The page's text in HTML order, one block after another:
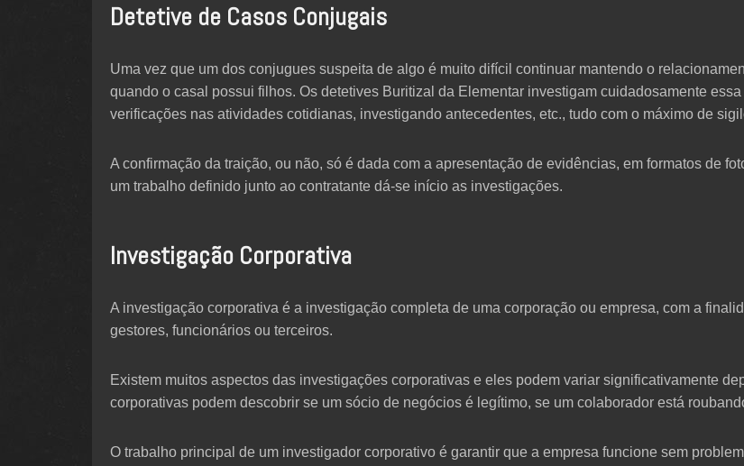
Detetive de Casos Conjugais
Uma vez que um dos conjugues suspeita de algo é muito difícil continuar mantendo o
quando o casal possui filhos. Os detetives Buritizal da Elementar investigam cuidadosamente
verificações nas atividades cotidianas, investigando antecedentes, etc., tudo com o máximo de
A confirmação da traição, ou não, só é dada com a apresentação de evidências, em formatos de
um trabalho definido junto ao contratante dá-se início as investigações.
Investigação Corporativa
A investigação corporativa é a investigação completa de uma corporação ou empresa, com a
gestores, funcionários ou terceiros.
Existem muitos aspectos das investigações corporativas e eles podem variar significativamente
corporativas podem descobrir se um sócio de negócios é legítimo, se um colaborador está
O trabalho principal de um investigador corporativo é garantir que a empresa funcione sem